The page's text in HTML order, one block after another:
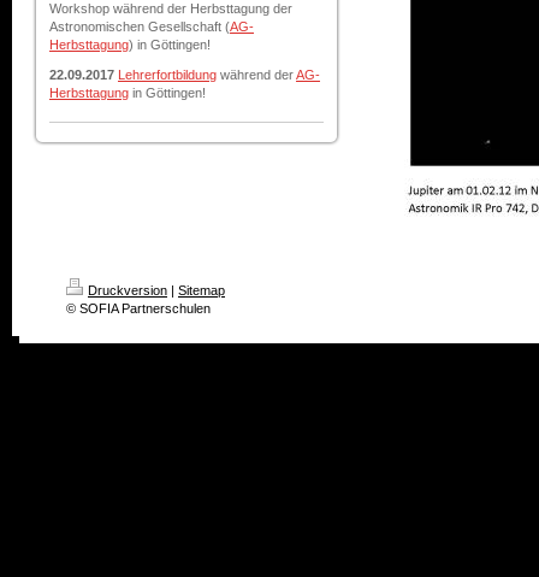
Workshop während der Herbsttagung der
Astronomischen Gesellschaft (AG-
Herbsttagung) in Göttingen!
22.09.2017 Lehrerfortbildung während derAG-
Herbsttagung in Göttingen!
Druckversion | Sitemap
© SOFIA Partnerschulen